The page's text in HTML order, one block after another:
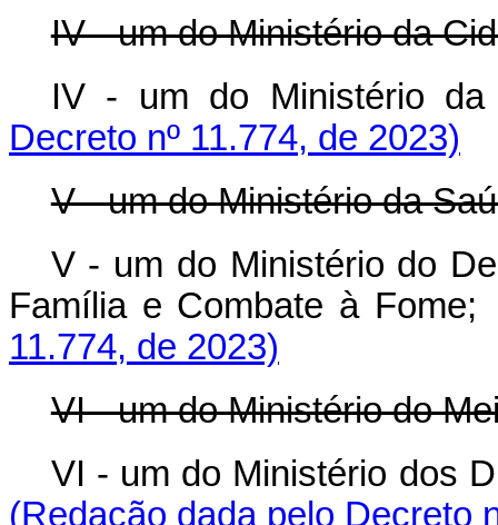
IV - um do Ministério da
IV - um do
Decreto nº 11.774, de 2023)
V - um do Ministério da
V - um do Ministério do
Família e Combate à
11.774, de 2023)
VI - um do Ministério do
VI - um do Ministério dos
(Redação dada pelo Decreto